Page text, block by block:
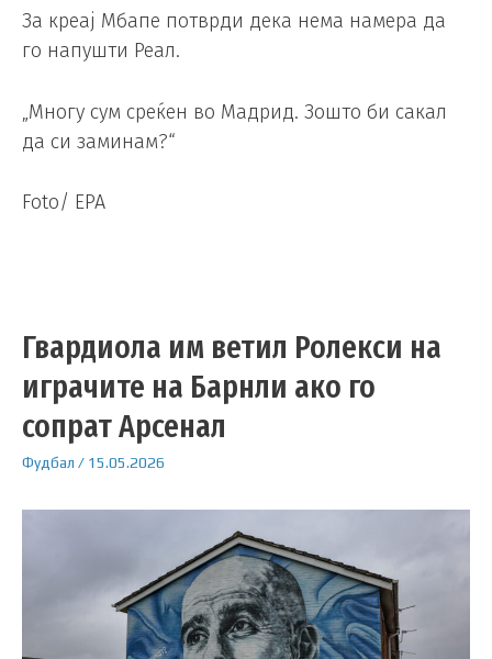
За креај Мбапе потврди дека нема намера да
го напушти Реал.
„Многу сум среќен во Мадрид. Зошто би сакал
да си заминам?“
Foto/ EPA
Гвардиола им ветил Ролекси на
играчите на Барнли ако го
сопрат Арсенал
Фудбал / 15.05.2026